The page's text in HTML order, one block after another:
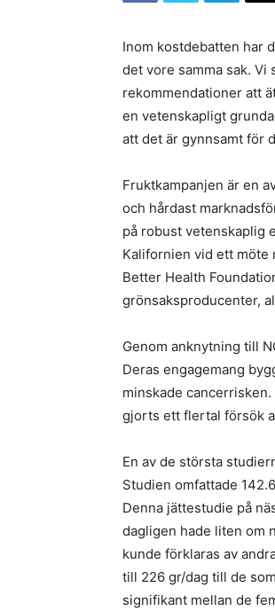
Inom kostdebatten har
det vore samma sak. Vi
rekommendationer att
en vetenskapligt
att det är gynnsamt för
Fruktkampanjen är en
och hårdast
på robust vetenskaplig
Kalifornien vid ett möte
Better Health
grönsaksproducenter,
Genom anknytning till
Deras engagemang
minskade
gjorts ett flertal försök
En av de största
Studien omfattade
Denna jättestudie på
dagligen hade liten om
kunde förklaras av
till 226 gr/dag till de
signifikant mellan de